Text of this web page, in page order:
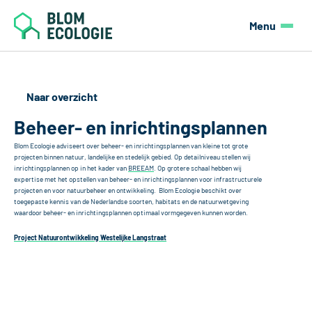
Menu
Diensten
Blom Ecologie
Projecten
Contact
Offerte
Naar overzicht
Beheer- en inrichtingsplannen
Blom Ecologie adviseert over beheer- en inrichtingsplannen van kleine tot grote
projecten binnen natuur, landelijke en stedelijk gebied. Op detailniveau stellen wij
inrichtingsplannen op in het kader van BREEAM . Op grotere schaal hebben wij
expertise met het opstellen van beheer- en inrichtingsplannen voor infrastructurele
projecten en voor natuurbeheer en ontwikkeling.  Blom Ecologie beschikt over
toegepaste kennis van de Nederlandse soorten, habitats en de natuurwetgeving
waardoor beheer- en inrichtingsplannen optimaal vormgegeven kunnen worden.
Project Natuurontwikkeling Westelijke Langstraat